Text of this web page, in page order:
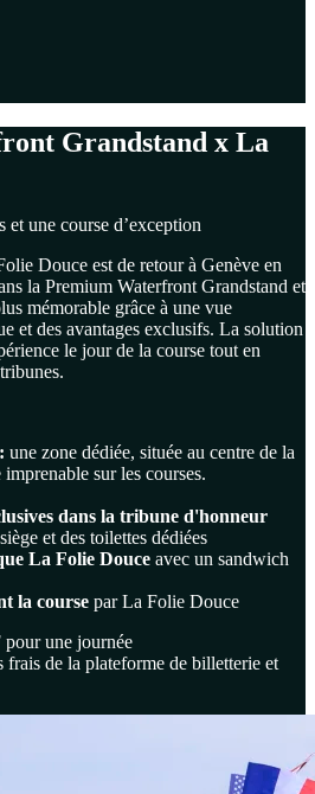
Grandstand x La
et une course d’exception
Douce est de retour à Genève en
la Premium Waterfront Grandstand et
mémorable grâce à une vue
et des avantages exclusifs. La solution
le jour de la course tout en
une zone dédiée, située au centre de la
sur les courses.
dans la tribune d'honneur
et des toilettes dédiées
La Folie Douce avec un sandwich
la course par La Folie Douce
une journée
frais de la plateforme de billetterie et